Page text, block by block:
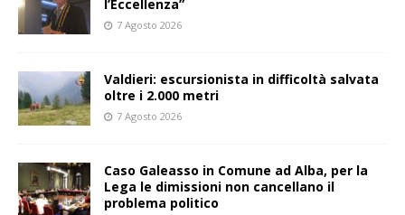
l’Eccellenza”
7 Agosto 2026
Valdieri: escursionista in difficoltà salvata
oltre i 2.000 metri
7 Agosto 2026
Caso Galeasso in Comune ad Alba, per la
Lega le dimissioni non cancellano il
problema politico